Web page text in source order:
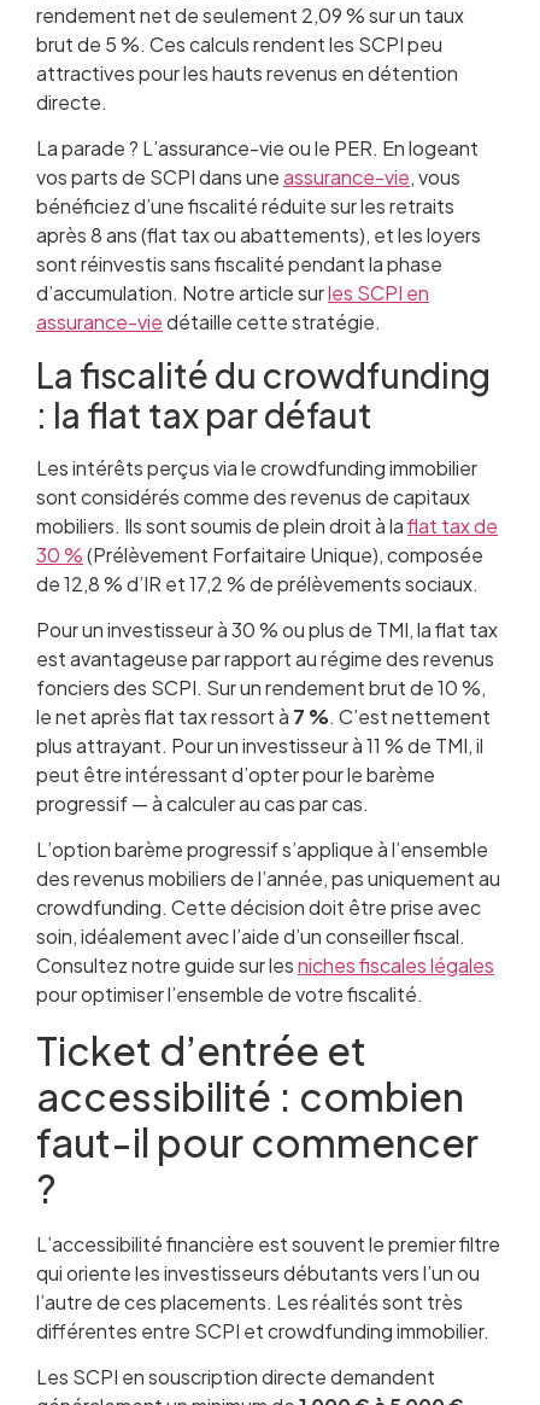
rendement net de seulement 2,09 % sur un taux
brut de 5 %. Ces calculs rendent les SCPI peu
attractives pour les hauts revenus en détention
directe.
La parade ? L’assurance-vie ou le PER. En logeant
vos parts de SCPI dans uneassurance-vie, vous
bénéficiez d’une fiscalité réduite sur les retraits
après 8 ans (flat tax ou abattements), et les loyers
sont réinvestis sans fiscalité pendant la phase
d’accumulation. Notre article surles SCPI en
assurance-viedétaille cette stratégie.
La fiscalité du crowdfunding
: la flat tax par défaut
Les intérêts perçus via le crowdfunding immobilier
sont considérés comme des revenus de capitaux
mobiliers. Ils sont soumis de plein droit à laflat tax de
30 %(Prélèvement Forfaitaire Unique), composée
de 12,8 % d’IR et 17,2 % de prélèvements sociaux.
Pour un investisseur à 30 % ou plus de TMI, la flat tax
est avantageuse par rapport au régime des revenus
fonciers des SCPI. Sur un rendement brut de 10 %,
le net après flat tax ressort à 7 %. C’est nettement
plus attrayant. Pour un investisseur à 11 % de TMI, il
peut être intéressant d’opter pour le barème
progressif — à calculer au cas par cas.
L’option barème progressif s’applique à l’ensemble
des revenus mobiliers de l’année, pas uniquement au
crowdfunding. Cette décision doit être prise avec
soin, idéalement avec l’aide d’un conseiller fiscal.
Consultez notre guide sur lesniches fiscales légales
pour optimiser l’ensemble de votre fiscalité.
Ticket d’entrée et
accessibilité : combien
faut-il pour commencer
?
L’accessibilité financière est souvent le premier filtre
qui oriente les investisseurs débutants vers l’un ou
l’autre de ces placements. Les réalités sont très
différentes entre SCPI et crowdfunding immobilier.
Les SCPI en souscription directe demandent